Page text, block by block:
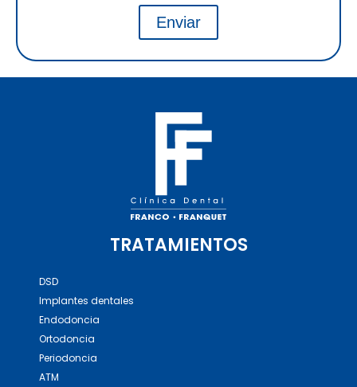
Enviar
TRATAMIENTOS
DSD
Implantes dentales
Endodoncia
Ortodoncia
Periodoncia
ATM